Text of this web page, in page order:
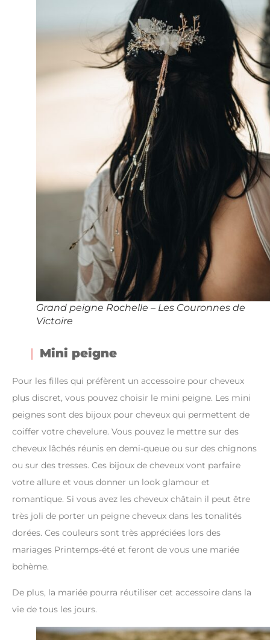
Grand peigne Rochelle – Les Couronnes de
Victoire
Mini peigne
Pour les filles qui préfèrent un accessoire pour cheveux
plus discret, vous pouvez choisir le mini peigne. Les mini
peignes sont des bijoux pour cheveux qui permettent de
coiffer votre chevelure. Vous pouvez le mettre sur des
cheveux lâchés réunis en demi-queue ou sur des chignons
ou sur des tresses. Ces bijoux de cheveux vont parfaire
votre allure et vous donner un look glamour et
romantique. Si vous avez les cheveux châtain il peut être
très joli de porter un peigne cheveux dans les tonalités
dorées. Ces couleurs sont très appréciées lors des
mariages Printemps-été et feront de vous une mariée
bohème.
De plus, la mariée pourra réutiliser cet accessoire dans la
vie de tous les jours.